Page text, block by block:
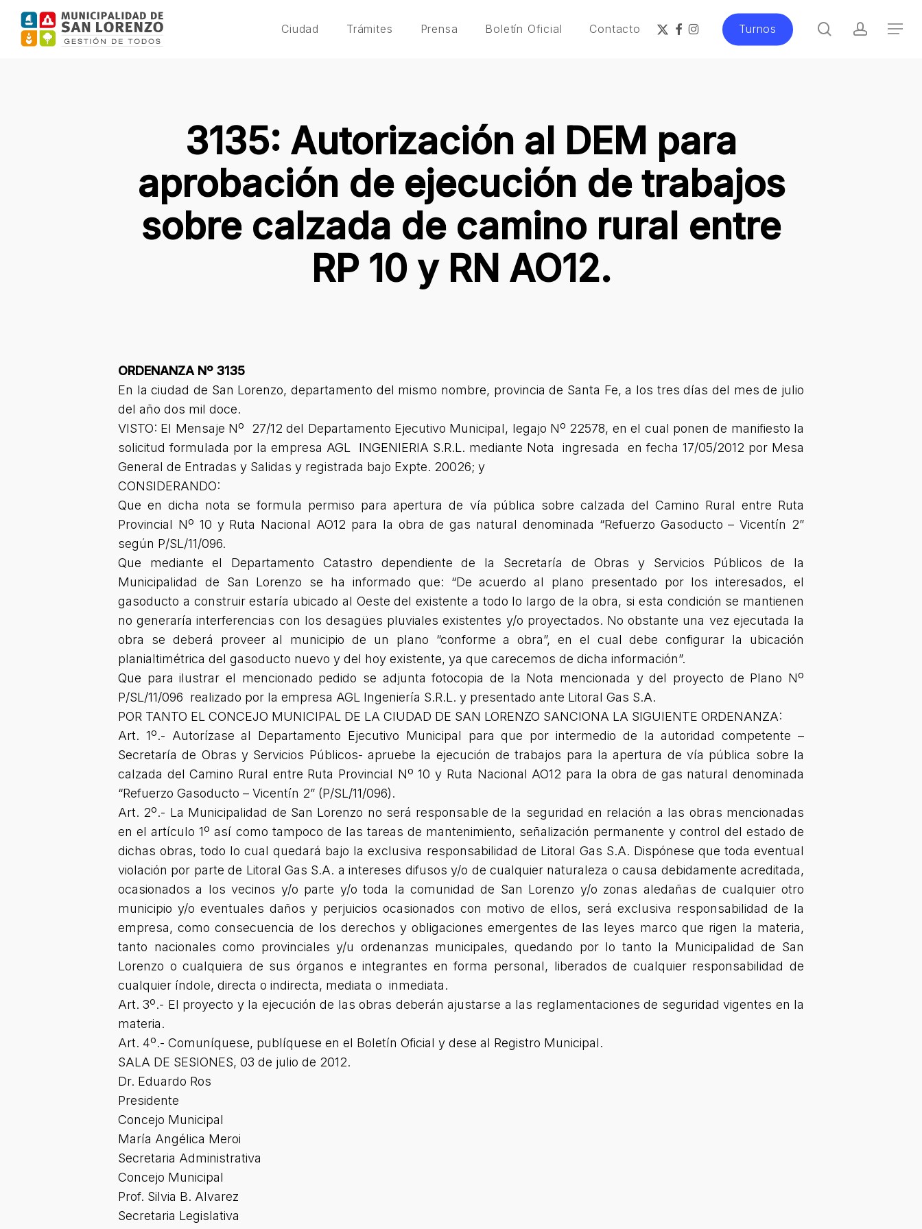
Skip
main
Ciudad Trámites Prensa Boletín Oficial Contacto
x-
twitter
facebook
instagramTurnos searchaccount
Menu
3135: Autorización al DEM para
aprobación de ejecución de trabajos
sobre calzada de camino rural entre
RP 10 y RN AO12.
ORDENANZA Nº 3135
En la ciudad de San Lorenzo, departamento del mismo nombre, provincia de Santa Fe, a los tres días del mes de julio
del año dos mil doce.
VISTO: El Mensaje Nº 27/12 del Departamento Ejecutivo Municipal, legajo Nº 22578, en el cual ponen de manifiesto la
solicitud formulada por la empresa AGL INGENIERIA S.R.L. mediante Nota ingresada en fecha 17/05/2012 por Mesa
General de Entradas y Salidas y registrada bajo Expte. 20026; y
CONSIDERANDO:
Que en dicha nota se formula permiso para apertura de vía pública sobre calzada del Camino Rural entre Ruta
Provincial Nº 10 y Ruta Nacional AO12 para la obra de gas natural denominada “Refuerzo Gasoducto – Vicentín 2”
según P/SL/11/096.
Que mediante el Departamento Catastro dependiente de la Secretaría de Obras y Servicios Públicos de la
Municipalidad de San Lorenzo se ha informado que: “De acuerdo al plano presentado por los interesados, el
gasoducto a construir estaría ubicado al Oeste del existente a todo lo largo de la obra, si esta condición se mantienen
no generaría interferencias con los desagües pluviales existentes y/o proyectados. No obstante una vez ejecutada la
obra se deberá proveer al municipio de un plano “conforme a obra”, en el cual debe configurar la ubicación
planialtimétrica del gasoducto nuevo y del hoy existente, ya que carecemos de dicha información”.
Que para ilustrar el mencionado pedido se adjunta fotocopia de la Nota mencionada y del proyecto de Plano Nº
P/SL/11/096 realizado por la empresa AGL Ingeniería S.R.L. y presentado ante Litoral Gas S.A.
POR TANTO EL CONCEJO MUNICIPAL DE LA CIUDAD DE SAN LORENZO SANCIONA LA SIGUIENTE ORDENANZA:
Art. 1º.- Autorízase al Departamento Ejecutivo Municipal para que por intermedio de la autoridad competente –
Secretaría de Obras y Servicios Públicos- apruebe la ejecución de trabajos para la apertura de vía pública sobre la
calzada del Camino Rural entre Ruta Provincial Nº 10 y Ruta Nacional AO12 para la obra de gas natural denominada
“Refuerzo Gasoducto – Vicentín 2” (P/SL/11/096).
Art. 2º.- La Municipalidad de San Lorenzo no será responsable de la seguridad en relación a las obras mencionadas
en el artículo 1º así como tampoco de las tareas de mantenimiento, señalización permanente y control del estado de
dichas obras, todo lo cual quedará bajo la exclusiva responsabilidad de Litoral Gas S.A. Dispónese que toda eventual
violación por parte de Litoral Gas S.A. a intereses difusos y/o de cualquier naturaleza o causa debidamente acreditada,
ocasionados a los vecinos y/o parte y/o toda la comunidad de San Lorenzo y/o zonas aledañas de cualquier otro
municipio y/o eventuales daños y perjuicios ocasionados con motivo de ellos, será exclusiva responsabilidad de la
empresa, como consecuencia de los derechos y obligaciones emergentes de las leyes marco que rigen la materia,
tanto nacionales como provinciales y/u ordenanzas municipales, quedando por lo tanto la Municipalidad de San
Lorenzo o cualquiera de sus órganos e integrantes en forma personal, liberados de cualquier responsabilidad de
cualquier índole, directa o indirecta, mediata o inmediata.
Art. 3º.- El proyecto y la ejecución de las obras deberán ajustarse a las reglamentaciones de seguridad vigentes en la
materia.
Art. 4º.- Comuníquese, publíquese en el Boletín Oficial y dese al Registro Municipal.
SALA DE SESIONES, 03 de julio de 2012.
Dr. Eduardo Ros
Presidente
Concejo Municipal
María Angélica Meroi
Secretaria Administrativa
Concejo Municipal
Prof. Silvia B. Alvarez
Secretaria Legislativa